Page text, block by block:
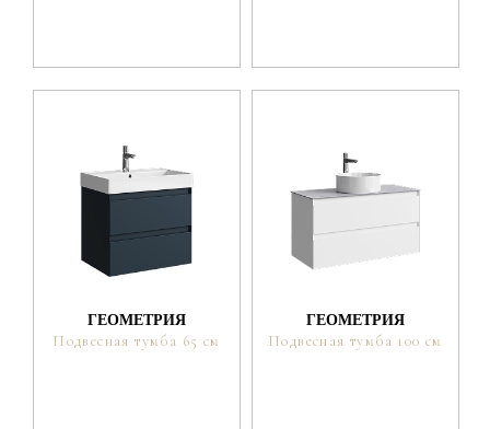
ГЕОМЕТРИЯ
Подвесная тумба 65 см
ГЕОМЕТРИЯ
Подвесная тумба 100 см